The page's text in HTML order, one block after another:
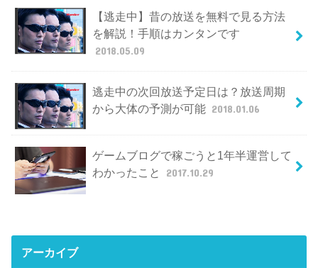
【逃走中】昔の放送を無料で見る方法
を解説！手順はカンタンです
2018.05.09
逃走中の次回放送予定日は？放送周期
から大体の予測が可能 2018.01.06
ゲームブログで稼ごうと1年半運営して
わかったこと
2017.10.29
アーカイブ